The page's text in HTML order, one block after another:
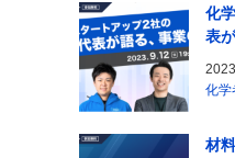
化
表
可
化学
材